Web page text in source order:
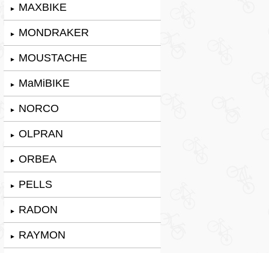
► MAXBIKE
► MONDRAKER
► MOUSTACHE
► MaMiBIKE
► NORCO
► OLPRAN
► ORBEA
► PELLS
► RADON
► RAYMON